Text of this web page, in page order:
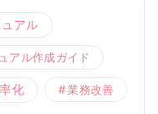
アル
アル作成ガイド
化 業務改善